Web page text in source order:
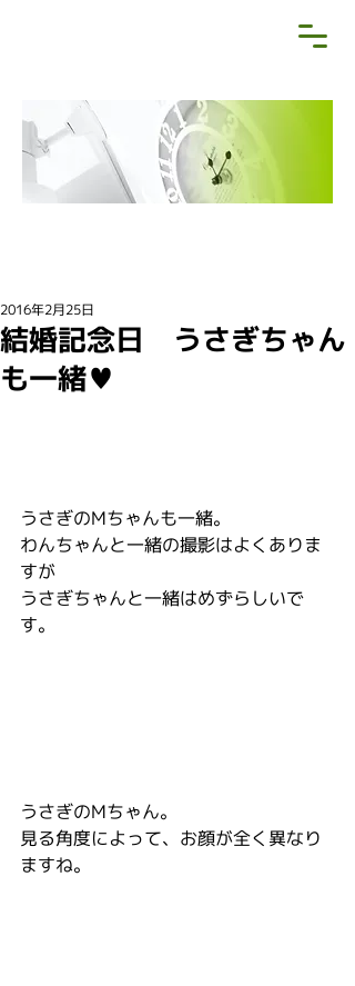
結婚記念日 うさぎちゃん
も一緒♥
2016年2月25日
うさぎのMちゃんも一緒。
わんちゃんと一緒の撮影はよくありま
すが
うさぎちゃんと一緒はめずらしいで
す。
うさぎのMちゃん。
見る角度によって、お顔が全く異なり
ますね。